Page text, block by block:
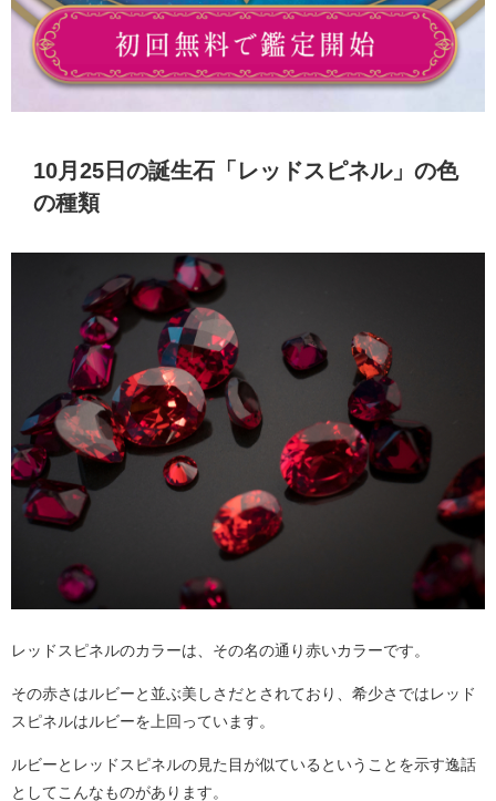
10月25日の誕生石「レッドスピネル」の色
の種類
レッドスピネルのカラーは、その名の通り赤いカラーです。
その赤さはルビーと並ぶ美しさだとされており、希少さではレッド
スピネルはルビーを上回っています。
ルビーとレッドスピネルの見た目が似ているということを示す逸話
としてこんなものがあります。